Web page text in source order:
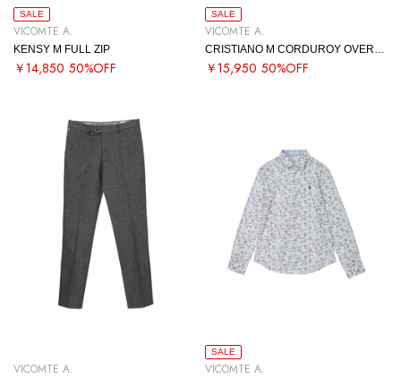
SALE
VICOMTE A.
KENSY M FULL ZIP
￥14,850 50%OFF
SALE
VICOMTE A.
￥15,950 50%OFF
VICOMTE A.
SALE
VICOMTE A.